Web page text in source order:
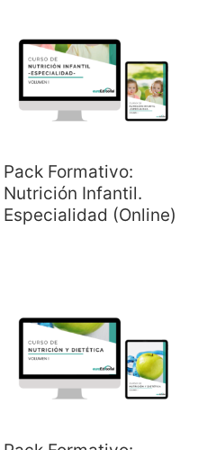
Pack Formativo:
Nutrición Infantil.
Especialidad (Online)